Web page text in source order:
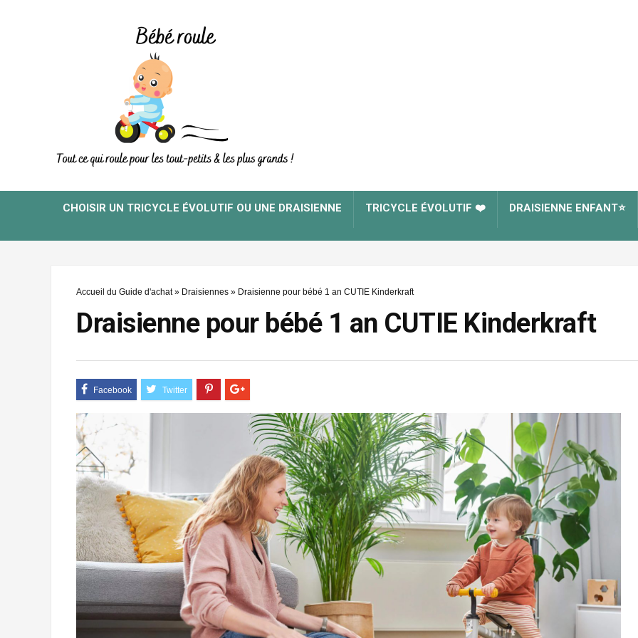
CHOISIR UN TRICYCLE ÉVOLUTIF OU UNE DRAISIENNE TRICYCLE ÉVOLUTIF ❤️ DRAISIENNE ENFANT⭐
Accueil du Guide d'achat» Draisiennes » Draisienne pour bébé 1 an CUTIE Kinderkraft
Draisienne pour bébé 1 an CUTIE Kinderkraft
DRAISIENNE POUR ENFANT DE 2
ANS : LES MEILLEURS MODÈLES
Vous souhaitez apprendre à votre petit amour de 24 mois et